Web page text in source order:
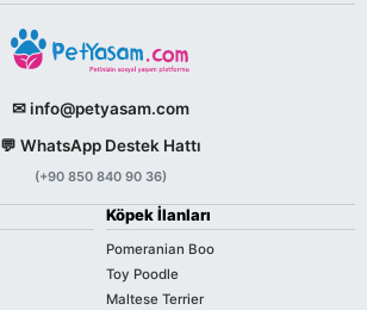
✉ info@petyasam.com
💬 WhatsApp Destek Hattı
(+90 850 840 90 36)
Köpek İlanları
Pomeranian Boo
Toy Poodle
Maltese Terrier